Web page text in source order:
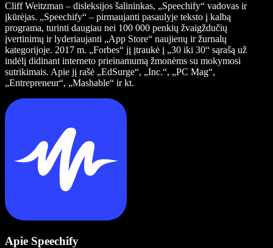
Cliff Weitzman – disleksijos šalininkas, „Speechify“ vadovas ir
įkūrėjas. „Speechify“ – pirmaujanti pasaulyje teksto į kalbą
programa, turinti daugiau nei 100 000 penkių žvaigždučių
įvertinimų ir lyderiaujanti „App Store“ naujienų ir žurnalų
kategorijoje. 2017 m. „Forbes“ jį įtraukė į „30 iki 30“ sąrašą už
indėlį didinant interneto prieinamumą žmonėms su mokymosi
sutrikimais. Apie jį rašė „EdSurge“, „Inc.“, „PC Mag“,
„Entrepreneur“, „Mashable“ ir kt.
Apie Speechify